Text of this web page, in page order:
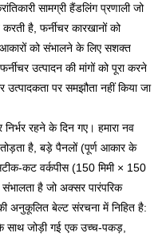
सामग्री हैंडलिंग प्रणाली जो
है, फर्नीचर कारखानों को
आकारों को संभालने के लिए सशक्त
उत्पादन की मांगों को पूरा करने
पर समझौता नहीं किया जा
रहने के दिन गए। हमारा नव
तोड़ता है, बड़े पैनलों (पूर्ण आकार के
कट वर्कपीस (150 मिमी × 150
है जो अक्सर पारंपरिक
अनुकूलित बेल्ट संरचना में निहित है:
के साथ जोड़ी गई एक उच्च-पकड़,